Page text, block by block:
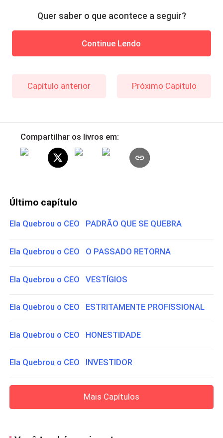
Quer saber o que acontece a seguir?
Continue Lendo
Capítulo anterior Próximo Capítulo
Compartilhar os livros em:
Último capítulo
Ela Quebrou o CEO PADRÃO QUE SE QUEBRA
Ela Quebrou o CEO O PASSADO RETORNA
Ela Quebrou o CEO VESTÍGIOS
Ela Quebrou o CEO ESTRITAMENTE PROFISSIONAL
Ela Quebrou o CEO HONESTIDADE
Ela Quebrou o CEO INVESTIDOR
Mais Capítulos